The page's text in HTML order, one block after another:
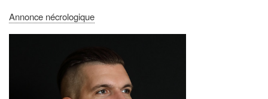
Annonce nécrologique